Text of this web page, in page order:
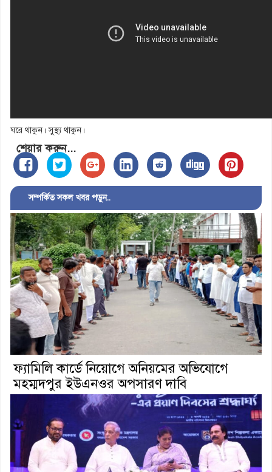
ঘরে থাকুন। সুস্থ্য থাকুন।
শেয়ার করুন...
সম্পর্কিত সকল খবর পড়ুন..
ফ্যামিলি কার্ডে নিয়োগে অনিয়মের অভিযোগে
মহম্মদপুর ইউএনওর অপসারণ দাবি